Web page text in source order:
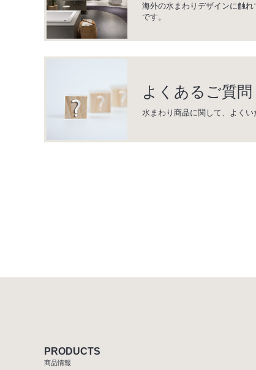
海外の水まわりデザインに触
です。
よくあるご質問
水まわり商品に関して、よくい
PRODUCTS
商品情報